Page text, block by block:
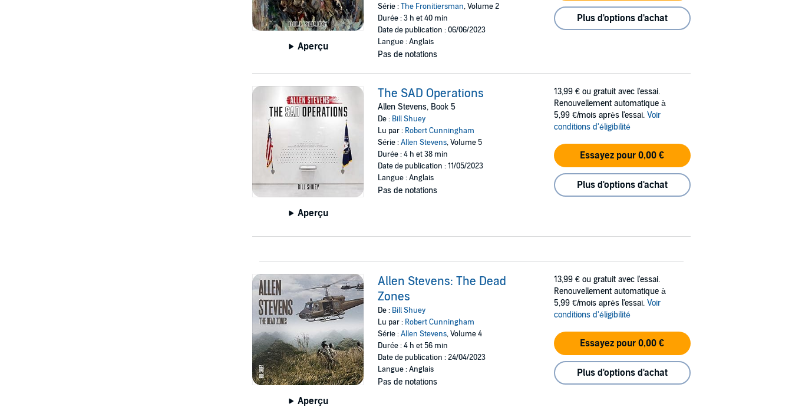
Aperçu
Série :The Fronitiersman, Volume 2
Durée : 3 h et 40 min
Date de publication : 06/06/2023
Langue : Anglais
Pas de notations
Plus d'options d'achat
Aperçu
The SAD Operations
Allen Stevens, Book 5
De : Bill Shuey
Lu par : Robert Cunningham
Série :Allen Stevens, Volume 5
Durée : 4 h et 38 min
Date de publication : 11/05/2023
Langue : Anglais
Pas de notations
13,99 € ou gratuit avec l'essai.
Renouvellement automatique à
5,99 €/mois après l'essai. Voir
conditions d'éligibilité
Essayez pour 0,00 €
Plus d'options d'achat
Aperçu
Allen Stevens: The Dead
Zones
De : Bill Shuey
Lu par : Robert Cunningham
Série :Allen Stevens, Volume 4
Durée : 4 h et 56 min
Date de publication : 24/04/2023
Langue : Anglais
Pas de notations
13,99 € ou gratuit avec l'essai.
Renouvellement automatique à
5,99 €/mois après l'essai. Voir
conditions d'éligibilité
Essayez pour 0,00 €
Plus d'options d'achat